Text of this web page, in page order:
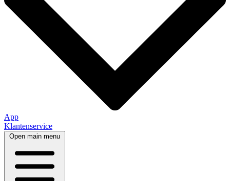
App
Klantenservice
Open main menu